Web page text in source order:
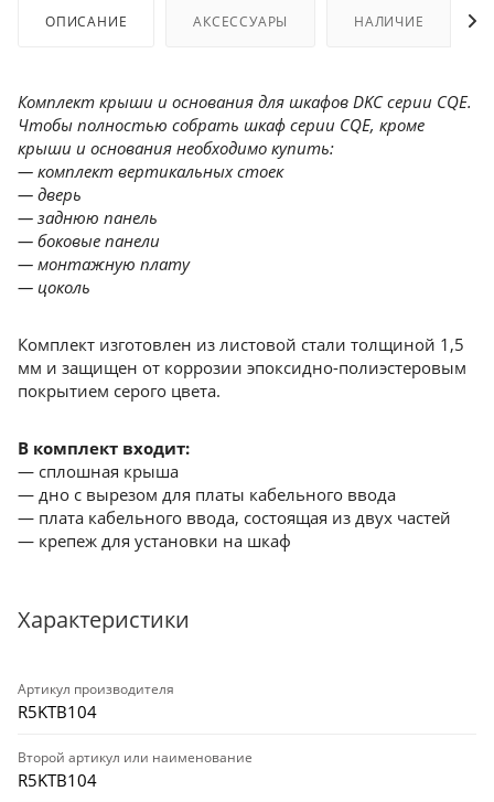
ОПИСАНИЕ АКСЕССУАРЫ НАЛИЧИЕ
Комплект крыши и основания для шкафов DKC серии CQE.
Чтобы полностью собрать шкаф серии CQE, кроме
крыши и основания необходимо купить:
— комплект вертикальных стоек
— дверь
— заднюю панель
— боковые панели
— монтажную плату
— цоколь
Комплект изготовлен из листовой стали толщиной 1,5
мм и защищен от коррозии эпоксидно-полиэстеровым
покрытием серого цвета.
В комплект входит:
— сплошная крыша
— дно с вырезом для платы кабельного ввода
— плата кабельного ввода, состоящая из двух частей
— крепеж для установки на шкаф
Характеристики
Артикул производителя
R5KTB104
Второй артикул или наименование
R5KTB104